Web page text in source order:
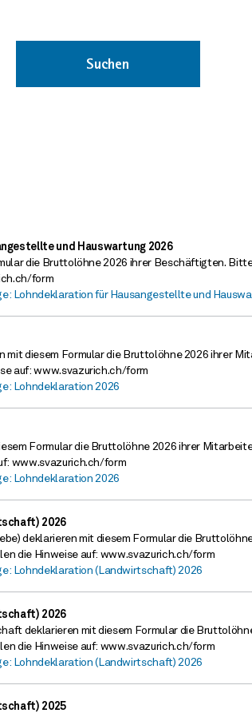
Suchen
und Hauswartung 2026
die Bruttolöhne 2026 ihrer Beschäftigten.
form
Lohndeklaration für Hausangestellte und
mit diesem Formular die Bruttolöhne 2026 ihrer
auf: www.svazurich.ch/form
Lohndeklaration 2026
Formular die Bruttolöhne 2026 ihrer
www.svazurich.ch/form
Lohndeklaration 2026
2026
deklarieren mit diesem Formular die
die Hinweise auf: www.svazurich.ch/form
Lohndeklaration (Landwirtschaft) 2026
2026
deklarieren mit diesem Formular die
die Hinweise auf: www.svazurich.ch/form
Lohndeklaration (Landwirtschaft) 2026
2025